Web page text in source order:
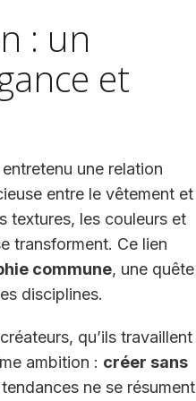
: un
et
une relation
entre le vêtement et
textures, les couleurs et
transforment. Ce lien
commune, une quête
disciplines.
qu’ils travaillent
ambition : créer sans
ne se résument